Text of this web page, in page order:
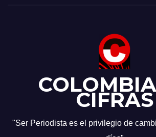
CIFRAS
"Ser Periodista es el privilegio de